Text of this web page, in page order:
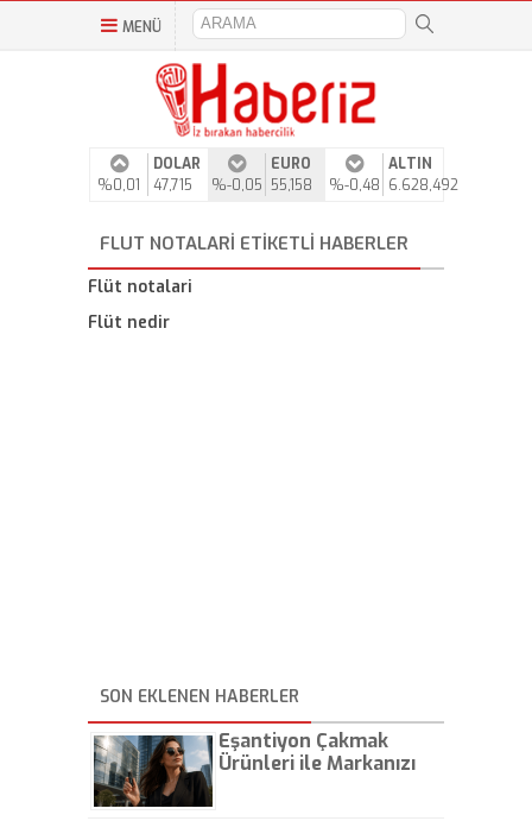
MENÜ
%0,01
DOLAR
47,715
%-0,05
EURO
55,158
%-0,48
ALTIN
6.628,492
FLUT NOTALARI ETIKETLI HABERLER
Flüt notalari
Flüt nedir
SON EKLENEN HABERLER
Eşantiyon Çakmak
Ürünleri ile Markanızı